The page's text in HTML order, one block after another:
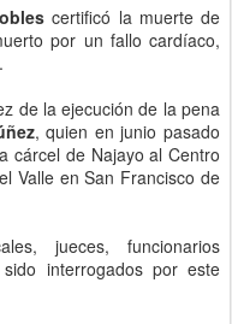
certificó la muerte de
por un fallo cardíaco,
de la ejecución de la pena
, quien en junio pasado
cárcel de Najayo al Centro
Valle en San Francisco de
jueces, funcionarios
interrogados por este